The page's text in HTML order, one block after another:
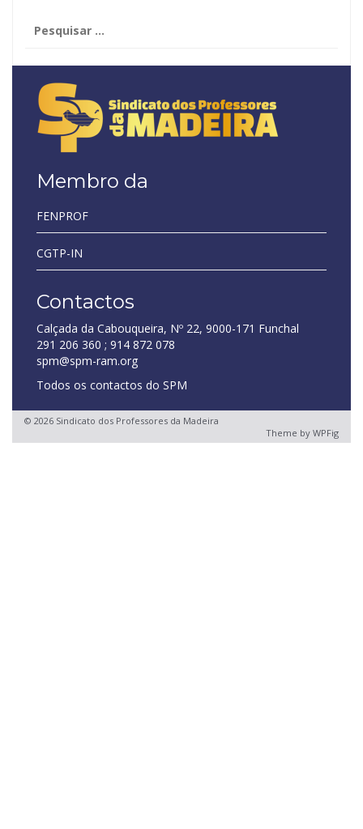
por:
Membro da
FENPROF
CGTP-IN
Contactos
Calçada da Cabouqueira, Nº 22, 9000-171 Funchal
291 206 360 ; 914 872 078
spm@spm-ram.org
Todos os contactos do SPM
© 2026 Sindicato dos Professores da Madeira
Theme by WPFig